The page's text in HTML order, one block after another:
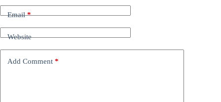
Email*
Website
Add Comment *